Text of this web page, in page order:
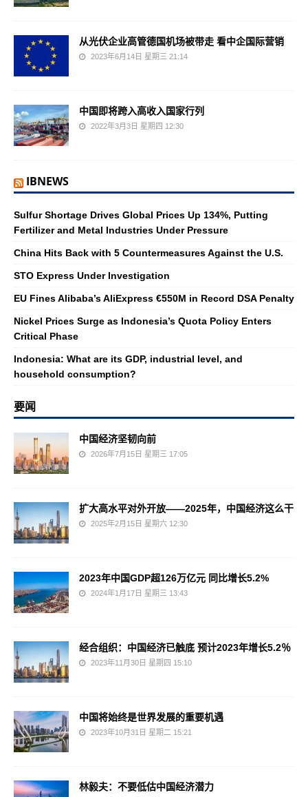
从光伏企业高管德国机场被带走 看中企国际营销
2023年6月14日 星期三 21:14
中国即将跨入高收入国家行列
2022年3月3日 星期四 12:30
IBNEWS
Sulfur Shortage Drives Global Prices Up 134%, Putting
Fertilizer and Metal Industries Under Pressure
China Hits Back with 5 Countermeasures Against the U.S.
STO Express Under Investigation
EU Fines Alibaba’s AliExpress €550M in Record DSA Penalty
Nickel Prices Surge as Indonesia’s Quota Policy Enters
Critical Phase
Indonesia: What are its GDP, industrial level, and
household consumption?
要闻
中国经济坚韧向前
2026年7月15日 星期三 17:05
扩大高水平对外开放——2025年，中国经济这么干
2025年2月15日 星期六 12:30
2023年中国GDP超126万亿元 同比增长5.2%
2024年1月17日 星期三 13:43
经合组织：中国经济已触底 预计2023年增长5.2％
2023年11月30日 星期四 15:10
中国将始终是世界发展的重要机遇
2023年10月31日 星期二 15:21
林毅夫：不要低估中国经济潜力